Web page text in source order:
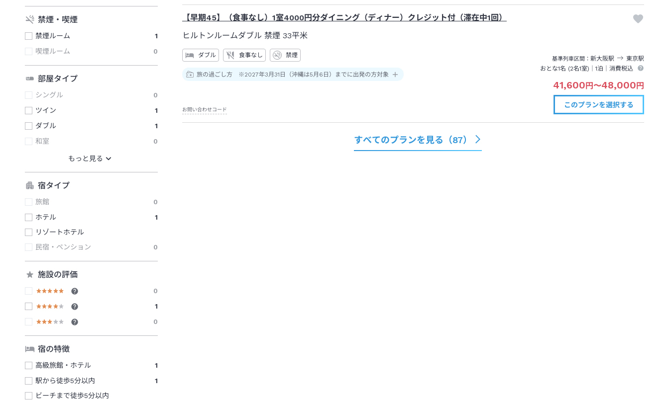
禁煙・喫煙
禁煙ルーム
1
喫煙ルーム
0
部屋タイプ
シングル
0
ツイン
1
ダブル
1
和室
0
宿タイプ
旅館
0
ホテル
1
リゾートホテル
民宿・ペンション
0
施設の評価
0
1
0
宿の特徴
高級旅館・ホテル
1
駅から徒歩5分以内
1
ビーチまで徒歩5分以内
【早期45】（食事なし）1室4000円分ダイニング（ディナー）クレジット付（滞在中1回）
ヒルトンルームダブル 禁煙 33平米
ダブル 食事なし 禁煙
旅の過ごし方 ※2027年3月31日（沖縄は5月6日）までに出発の方対象
基準列車区間 新大阪駅 東京駅
おとな1名 (2名1室)｜1泊 ｜消費税込
41,600 円 〜48,000 円
お問い合わせコード
このプランを選択する
すべてのプランを見る（87）